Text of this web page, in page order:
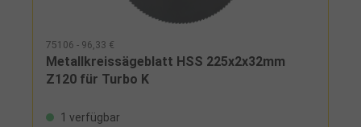
75106 - 96,33 €
Metallkreissägeblatt HSS 225x2x32mm
Z120 für Turbo K
1 verfügbar